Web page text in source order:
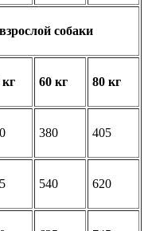
собаки
кг 60 кг 80 кг
380 405
540 620